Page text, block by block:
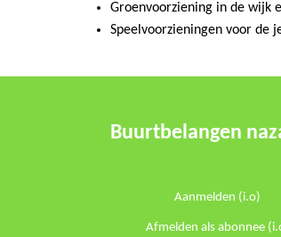
Groenvoorziening in de wijk
Speelvoorzieningen voor de
Buurtbelangen
Aanmelden (i.o)
Afmelden als abonnee